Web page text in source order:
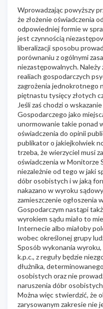
Wprowadzając powyższy
że złożenie oświadczenia
odpowiedniej formie w
jest czynnością
liberalizacji sposobu
porównaniu z ogólnymi
niezastępowalnych.
realiach gospodarczych
zagrożenia jednokrotnego
piętnastu tysięcy złotych
Jeśli zaś chodzi o
Gospodarczego jako
unormowanie takie ponad
oświadczenia do opinii
publikator o jakiejkolwiek
trzeba, że wierzyciel musi
oświadczenia w Monitorze
niezależnie od tego w jaki
dóbr osobistych i w jaką
nakazano w wyroku
zamieszczenie ogłoszenia
Gospodarczym nastąpi
wyrokiem sądu miało to
Internecie albo miałoby
wobec określonej grupy
Sposób wykonania
k.p.c., z reguły będzie
dłużnika,
osobistych oraz nie
naruszenia dóbr
Można więc stwierdzić, że
zarysowanym zakresie nie